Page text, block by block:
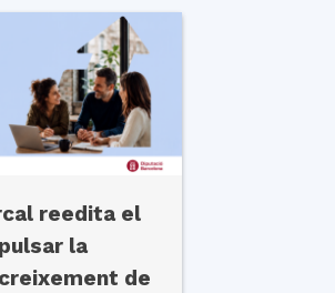
reedita el
la
de